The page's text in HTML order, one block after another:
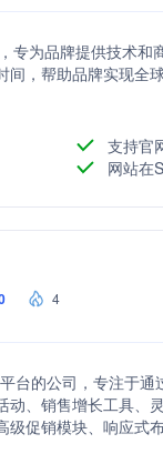
专为品牌提供技术
间，帮助品牌实现全
支持官
网站在
4
台的公司，专注于
动、销售增长工具、
级促销模块、响应式